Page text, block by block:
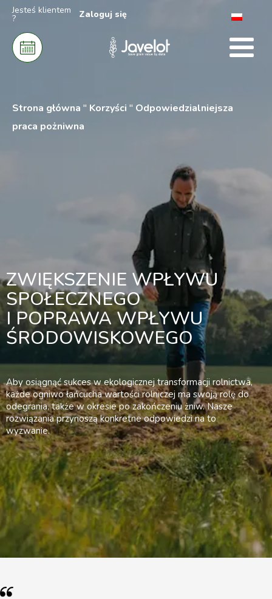
Jesteś klientem
? Zaloguj się
Strona główna " Korzyści " Odpowiedzialniejsza
praca pożniwna
ZWIĘKSZENIE WPŁYWU
SPOŁECZNEGO
I POPRAWA WPŁYWU
ŚRODOWISKOWEGO
Aby osiągnąć sukces w ekologicznej transformacji rolnictwa,
każde ogniwo łańcucha wartości rolniczej ma swoją rolę do
odegrania, także w okresie po zakończeniu żniw. Nasze
rozwiązania przynoszą konkretne odpowiedzi na to
wyzwanie.